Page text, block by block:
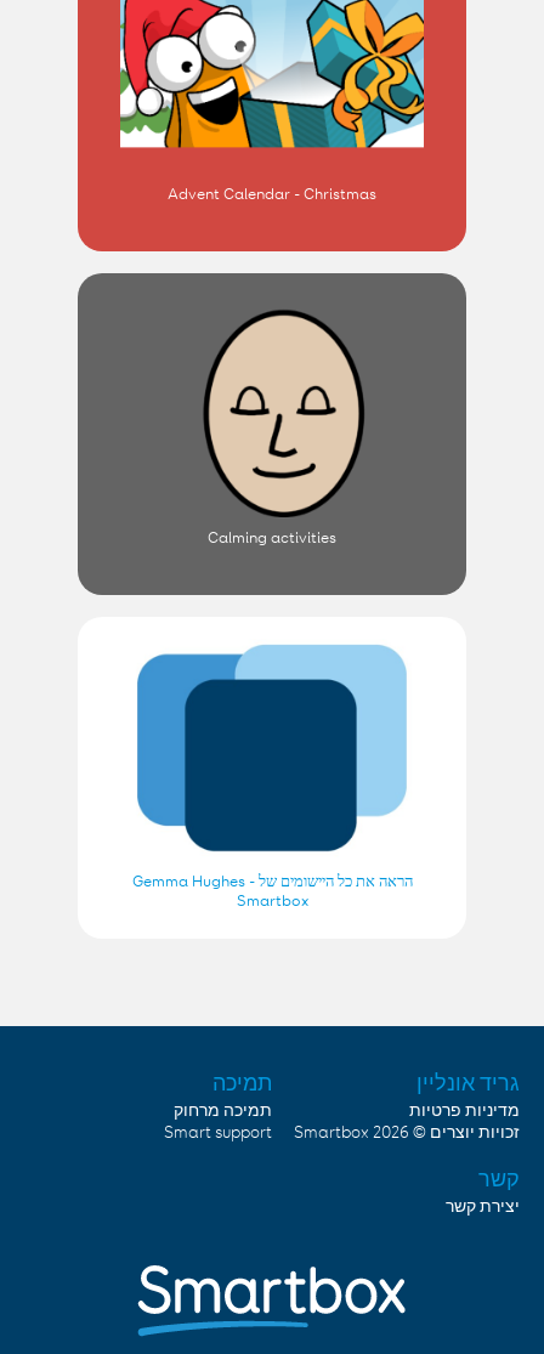
Advent Calendar - Christmas
Calming activities
הראה את כל היישומים של Gemma Hughes -
Smartbox
גריד אונליין
מדיניות פרטיות
זכויות יוצרים © 2026
Smartbox
תמיכה
תמיכה מרחוק
Smart support
קשר
יצירת קשר